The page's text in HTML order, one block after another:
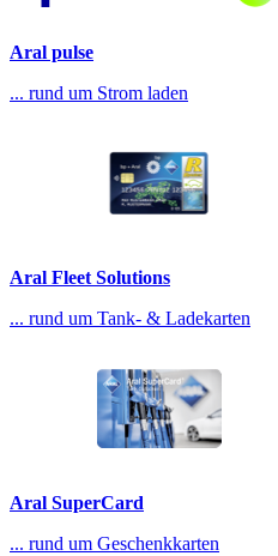
Aral pulse
... rund um Strom laden
Aral Fleet Solutions
... rund um Tank- & Ladekarten
Aral SuperCard
... rund um Geschenkkarten